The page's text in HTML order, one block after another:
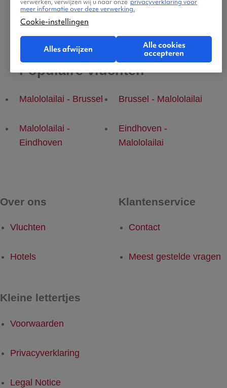
Populaire vluchten
Malololailai - Brussel Brussel - Malololailai
Malololailai -
Eindhoven
Eindhoven -
Malololailai
Over ons
Vluchten
Hotels
Klantenservice
Contact
Meest gestelde vragen
Kleine lettertjes
Voorwaarden
Privacyverklaring
Legal Notice
verwerken, verwijzen wij u naar onze privacyverklaring voor
meer informatie over deze verwerking.
Cookie-instellingen
Alles afwijzen
Alle cookies
accepteren